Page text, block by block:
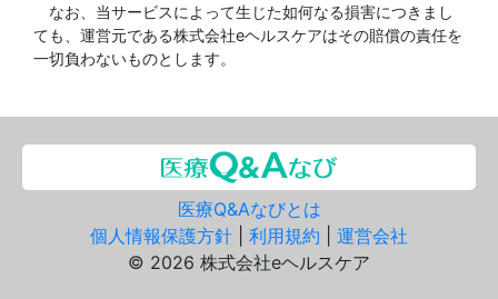
なお、当サービスによって生じた如何なる損害につきまし
ても、運営元である株式会社eヘルスケアはその賠償の責任を
一切負わないものとします。
医療Q&Aなびとは
個人情報保護方針
利用規約
運営会社
© 2026 株式会社eヘルスケア